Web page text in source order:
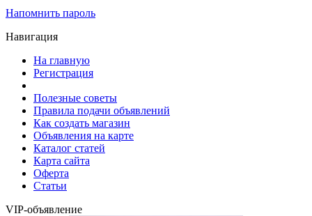
Напомнить пароль
Навигация
На главную
Регистрация
Полезные советы
Правила подачи объявлений
Как создать магазин
Объявления на карте
Каталог статей
Карта сайта
Оферта
Статьи
VIP-объявление